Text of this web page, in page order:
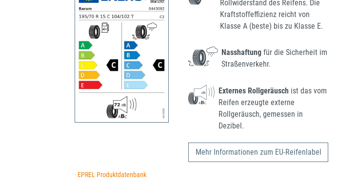
Rollwiderstand des Reifens. Die
Kraftstoffeffizienz reicht von
Klasse A (beste) bis zu Klasse E.
Nasshaftung für die Sicherheit im
Straßenverkehr.
Externes Rollgeräusch ist das vom
Reifen erzeugte externe
Rollgeräusch, gemessen in
Dezibel.
Mehr Informationen zum EU-Reifenlabel
· EPREL Produktdatenbank